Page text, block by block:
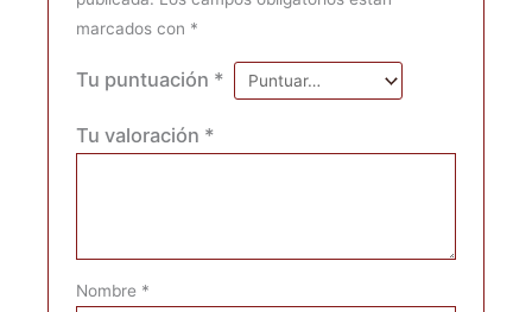
marcados con *
Tu puntuación *
Tu valoración *
Nombre *